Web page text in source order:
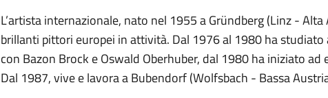
L’artista internazionale, nato nel 1955 a Gründberg (Linz -
brillanti pittori europei in attività. Dal 1976 al 1980 ha
con Bazon Brock e Oswald Oberhuber, dal 1980 ha iniziato
Dal 1987, vive e lavora a Bubendorf (Wolfsbach - Bassa